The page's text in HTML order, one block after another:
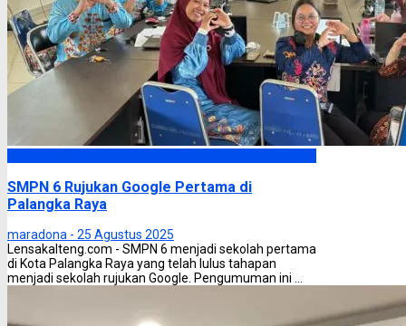
SMPN 6 Rujukan Google Pertama di
Palangka Raya
maradona - 25 Agustus 2025
Lensakalteng.com - SMPN 6 menjadi sekolah pertama
di Kota Palangka Raya yang telah lulus tahapan
menjadi sekolah rujukan Google. Pengumuman ini ...